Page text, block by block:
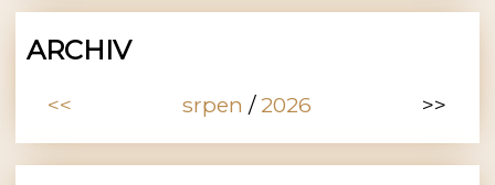
ARCHIV
<< srpen / 2026 >>